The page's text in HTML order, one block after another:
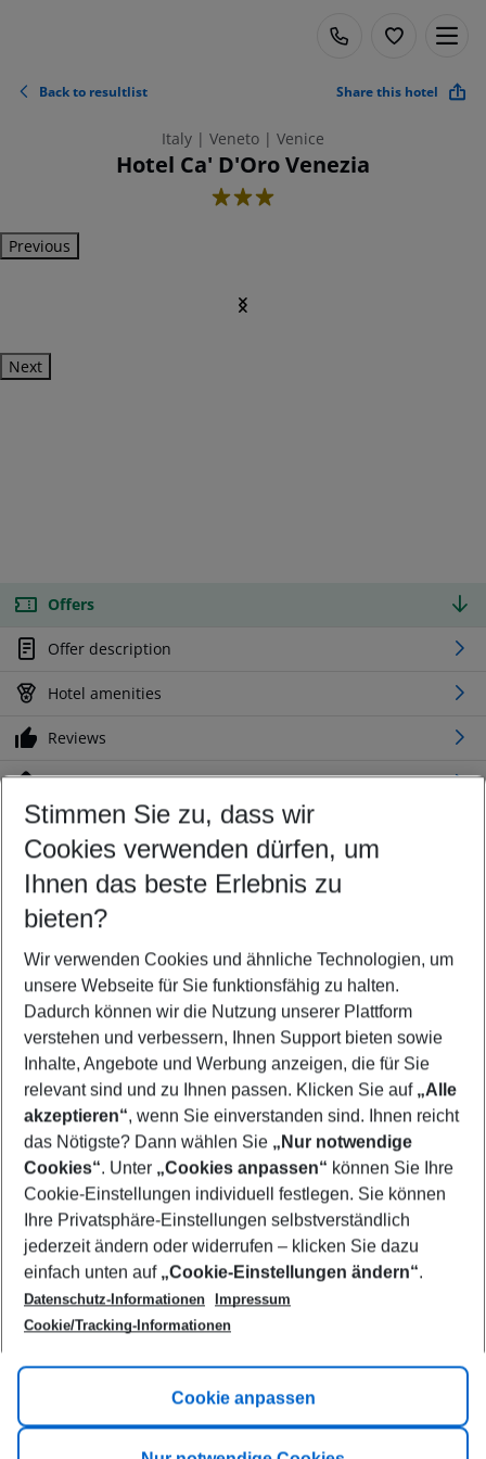
Back to resultlist Share this hotel
Italy | Veneto | Venice
Hotel Ca' D'Oro Venezia
3
Previous
Next
Offers
Offer description
Hotel amenities
Reviews
Location
Customize your offer
Find the perfect deal which suits your best
Your departure airport
Any airport
Select your date range
10/08/26–08/08/27 5-8 nights
Who will travel
2 adults No children
Show more filter
Footer
Footer navigation
Title A
Link A
Stimmen Sie zu, dass wir
Cookies verwenden dürfen, um
Ihnen das beste Erlebnis zu
bieten?
Wir verwenden Cookies und ähnliche Technologien, um
unsere Webseite für Sie funktionsfähig zu halten.
Dadurch können wir die Nutzung unserer Plattform
verstehen und verbessern, Ihnen Support bieten sowie
Inhalte, Angebote und Werbung anzeigen, die für Sie
relevant sind und zu Ihnen passen. Klicken Sie auf „Alle
akzeptieren“, wenn Sie einverstanden sind. Ihnen reicht
das Nötigste? Dann wählen Sie „Nur notwendige
Cookies“. Unter „Cookies anpassen“ können Sie Ihre
Cookie-Einstellungen individuell festlegen. Sie können
Ihre Privatsphäre-Einstellungen selbstverständlich
jederzeit ändern oder widerrufen – klicken Sie dazu
einfach unten auf „Cookie-Einstellungen ändern“.
Datenschutz-Informationen
Impressum
Cookie/Tracking-Informationen
Cookie anpassen